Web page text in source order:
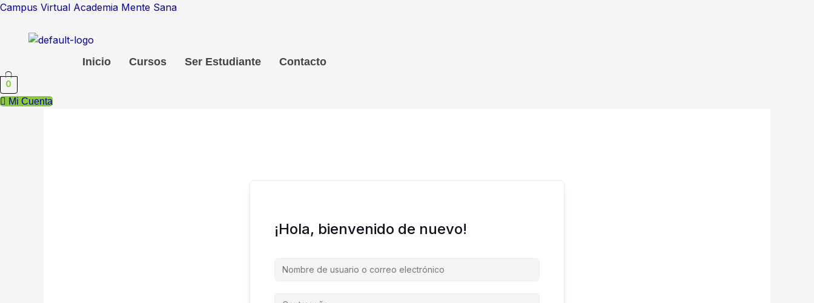
Ir
contenido
Campus Virtual Academia Mente Sana
Inicio Cursos Ser Estudiante Contacto
0
Mi Cuenta
¡Hola, bienvenido de nuevo!